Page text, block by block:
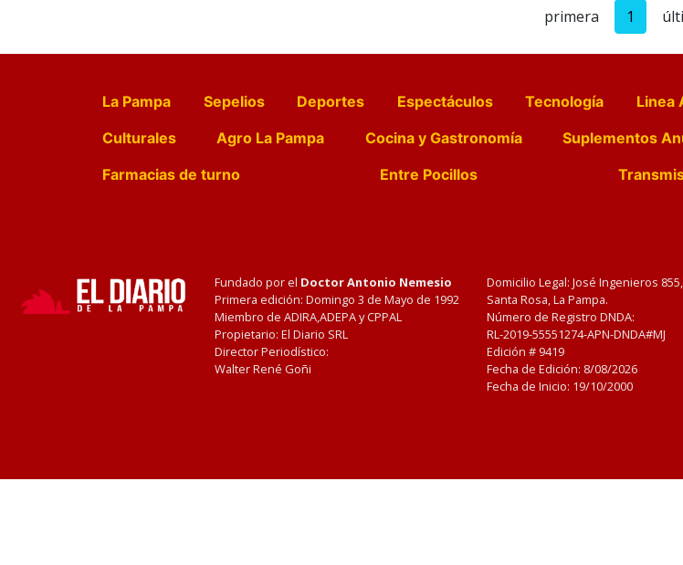
primera 1
La Pampa Sepelios Deportes Espectáculos Tecnología Linea
Culturales
Agro La Pampa Cocina y Gastronomía Suplementos
Farmacias de turno
Entre Pocillos
Fundado por el Doctor Antonio Nemesio
Primera edición: Domingo 3 de Mayo de 1992
Miembro de ADIRA,ADEPA y CPPAL
Propietario: El Diario SRL
Director Periodístico:
Walter René Goñi
Domicilio Legal: José Ingenieros 855,
Santa Rosa, La Pampa.
Número de Registro DNDA:
RL-2019-55551274-APN-DNDA#MJ
Edición # 9419
Fecha de Edición: 8/08/2026
Fecha de Inicio: 19/10/2000